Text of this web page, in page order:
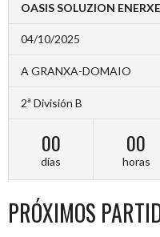
OASIS SOLUZION
04/10/2025
A GRANXA-DOMAIO
2ª División B
00
días
00
horas
PRÓXIMOS